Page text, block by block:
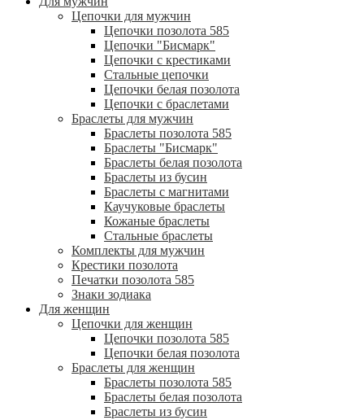
Цепочки для мужчин
Цепочки позолота 585
Цепочки "Бисмарк"
Цепочки с крестиками
Стальные цепочки
Цепочки белая позолота
Цепочки с браслетами
Браслеты для мужчин
Браслеты позолота 585
Браслеты "Бисмарк"
Браслеты белая позолота
Браслеты из бусин
Браслеты с магнитами
Каучуковые браслеты
Кожаные браслеты
Стальные браслеты
Комплекты для мужчин
Крестики позолота
Печатки позолота 585
Знаки зодиака
Для женщин
Цепочки для женщин
Цепочки позолота 585
Цепочки белая позолота
Браслеты для женщин
Браслеты позолота 585
Браслеты белая позолота
Браслеты из бусин